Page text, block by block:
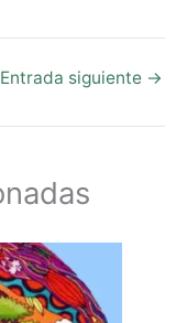
Entrada siguiente →